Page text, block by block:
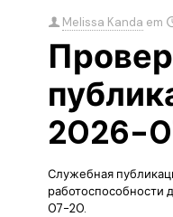
Melissa Kanda em
2026-
Служебная
работоспособности
07-20.